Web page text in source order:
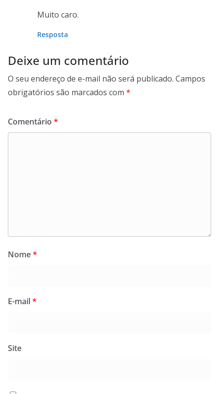
Muito caro.
Resposta
Deixe um comentário
O seu endereço de e-mail não será publicado. Campos
obrigatórios são marcados com *
Comentário *
Nome*
E-mail*
Site